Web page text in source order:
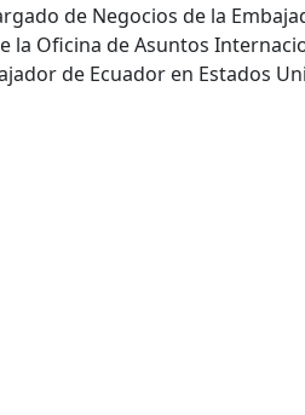
de Negocios de la
la Oficina de Asuntos
de Ecuador en Estados